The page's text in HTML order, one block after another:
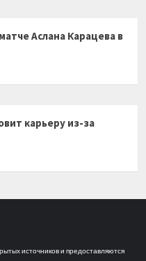
Аслана Карацева в
карьеру из-за
источников и предоставляются